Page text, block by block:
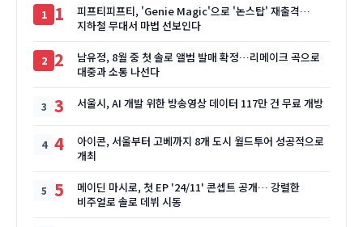
1
피프티피프티, 'Genie Magic'으로 '논스탑' 재출격…
지하철 무대서 마법 선보인다
2
남유정, 8월 중 첫 솔로 앨범 발매 확정…리메이크 곡으로
대중과 소통 나선다
3 서울시, AI 개발 위한 방송영상 데이터 117만 건 무료 개방
4
아이콘, 서울부터 고베까지 8개 도시 월드투어 성공적으로
개최
5
메이딘 마시로, 첫 EP '24/11' 콘셉트 공개… 강렬한
비주얼로 솔로 데뷔 시동